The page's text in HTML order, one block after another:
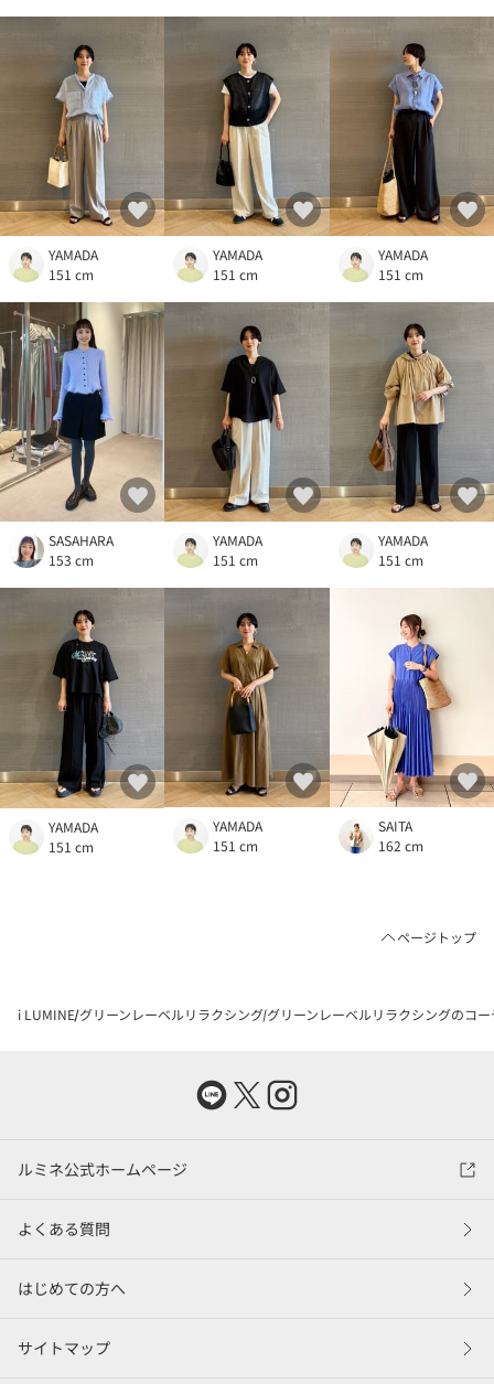
YAMADA
151 cm
YAMADA
151 cm
YAMADA
151 cm
SASAHARA
153 cm
YAMADA
151 cm
YAMADA
151 cm
YAMADA
151 cm
YAMADA
151 cm
SAITA
162 cm
ページトップ
i LUMINE グリーンレーベルリラクシング グリーンレーベルリラクシングのコ
ルミネ公式ホームページ
よくある質問
はじめての方へ
サイトマップ